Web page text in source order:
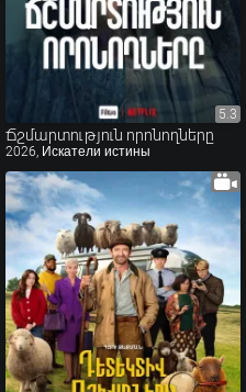
5.3
5.3
Ճշմարտություն որոնողները
2026, Искатели истины